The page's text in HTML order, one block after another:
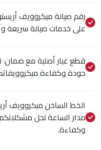
على خدمات صيانة سريعة
قطع غيار أصلية مع
جودة وكفاءة
الخط الساخن ميكروويف
مدار الساعة لحل
وكفاءة.